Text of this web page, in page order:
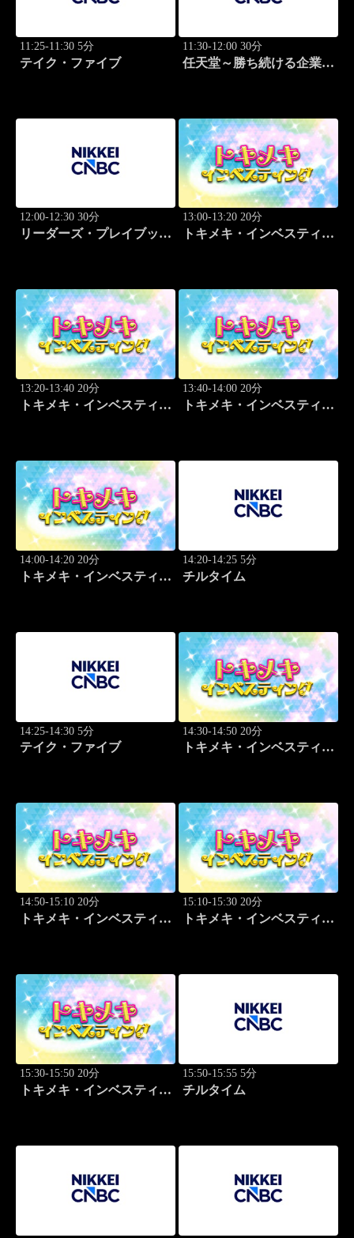
11:25-11:30 5分
テイク・ファイブ
11:30-12:00 30分
任天堂～勝ち続ける企業の
12:00-12:30 30分
リーダーズ・プレイブック
13:00-13:20 20分
トキメキ・インベスティン
13:20-13:40 20分
トキメキ・インベスティン
13:40-14:00 20分
トキメキ・インベスティン
14:00-14:20 20分
トキメキ・インベスティン
14:20-14:25 5分
チルタイム
14:25-14:30 5分
テイク・ファイブ
14:30-14:50 20分
トキメキ・インベスティン
14:50-15:10 20分
トキメキ・インベスティン
15:10-15:30 20分
トキメキ・インベスティン
15:30-15:50 20分
トキメキ・インベスティン
15:50-15:55 5分
チルタイム